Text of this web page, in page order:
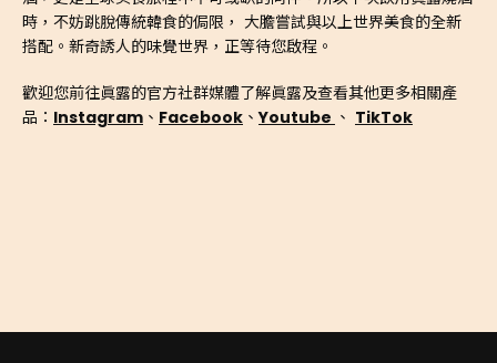
時，不妨跳脫傳統韓食的侷限， 大膽嘗試與以上世界美食的全新
搭配。新奇誘人的味覺世界，正等待您啟程。
歡迎您前往眞露的官方社群媒體了解眞露及查看其他更多相關產
品： Instagram 、 Facebook 、Youtube 、 TikTok